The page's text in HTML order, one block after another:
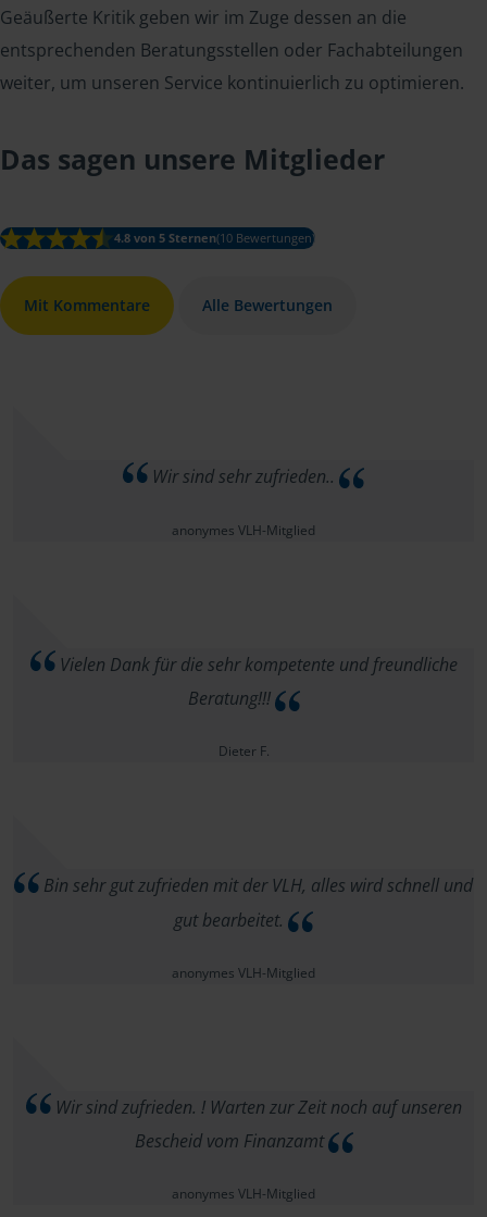
Geäußerte Kritik geben wir im Zuge dessen an die
entsprechenden Beratungsstellen oder Fachabteilungen
weiter, um unseren Service kontinuierlich zu optimieren.
Das sagen unsere Mitglieder
4.8 von 5 Sternen(10 Bewertungen)
Mit Kommentare Alle Bewertungen
Wir sind sehr zufrieden..
anonymes VLH-Mitglied
Vielen Dank für die sehr kompetente und freundliche
Beratung!!!
Dieter F.
Bin sehr gut zufrieden mit der VLH, alles wird schnell und
gut bearbeitet.
anonymes VLH-Mitglied
Wir sind zufrieden. ! Warten zur Zeit noch auf unseren
Bescheid vom Finanzamt
anonymes VLH-Mitglied